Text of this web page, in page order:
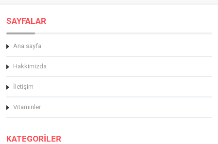
SAYFALAR
Ana sayfa
Hakkimizda
İletişim
Vitaminler
KATEGORİLER